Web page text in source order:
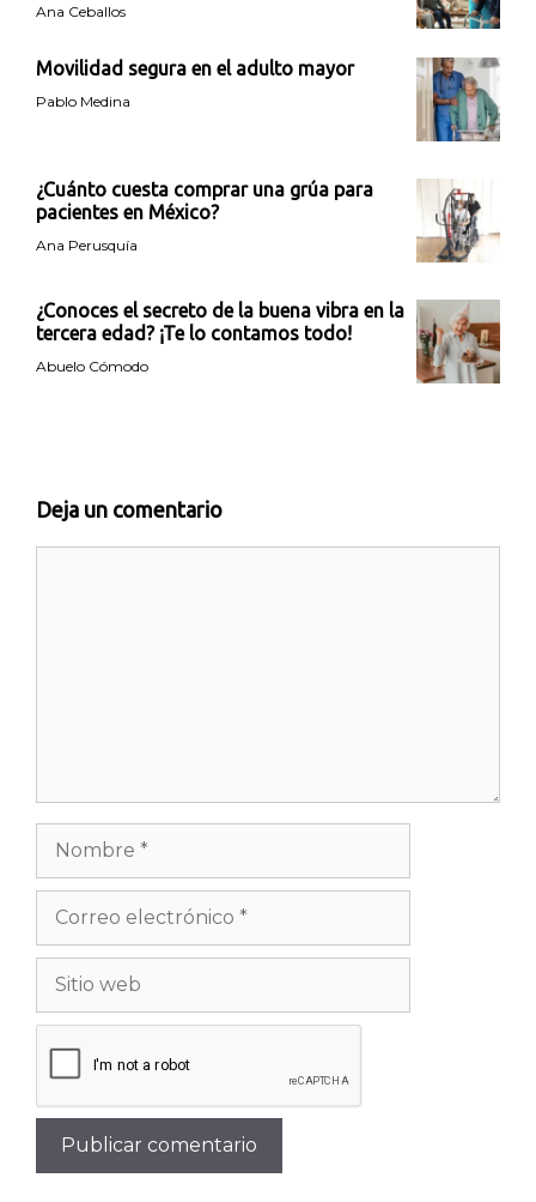
Ana Ceballos
Movilidad segura en el adulto mayor
Pablo Medina
¿Cuánto cuesta comprar una grúa para
pacientes en México?
Ana Perusquía
¿Conoces el secreto de la buena vibra en la
tercera edad? ¡Te lo contamos todo!
Abuelo Cómodo
Deja un comentario
Nombre
electrónico
Sitio
web